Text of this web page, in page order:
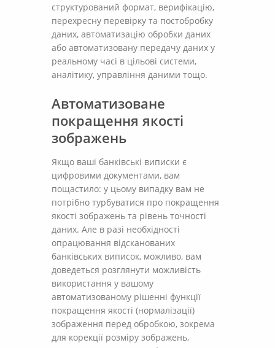
структурований формат, верифікацію,
перехресну перевірку та постобробку
даних, автоматизацію обробки даних
або автоматизовану передачу даних у
реальному часі в цільові системи,
аналітику, управління даними тощо.
Автоматизоване
покращення якості
зображень
Якщо ваші банківські виписки є
цифровими документами, вам
пощастило: у цьому випадку вам не
потрібно турбуватися про покращення
якості зображень та рівень точності
даних. Але в разі необхідності
опрацювання відсканованих
банківських виписок, можливо, вам
доведеться розглянути можливість
використання у вашому
автоматизованому рішенні функції
покращення якості (нормалізації)
зображення перед обробкою, зокрема
для корекції розміру зображень,